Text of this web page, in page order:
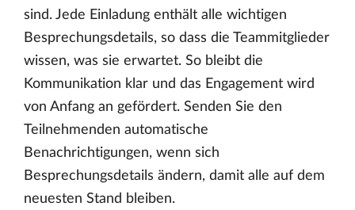
sind. Jede Einladung enthält alle wichtigen
Besprechungsdetails, so dass die Teammitglieder
wissen, was sie erwartet. So bleibt die
Kommunikation klar und das Engagement wird
von Anfang an gefördert. Senden Sie den
Teilnehmenden automatische
Benachrichtigungen, wenn sich
Besprechungsdetails ändern, damit alle auf dem
neuesten Stand bleiben.